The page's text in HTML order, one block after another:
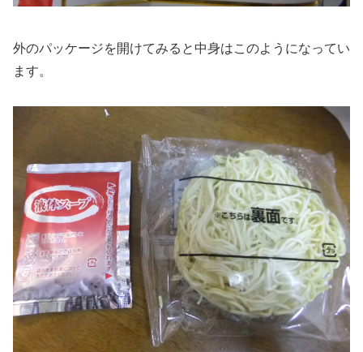
外のパッケージを開けてみると中身はこのようになってい
ます。